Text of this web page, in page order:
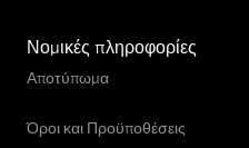
Νομικές πληροφορίες
Αποτύπωμα
Όροι και Προϋποθέσεις